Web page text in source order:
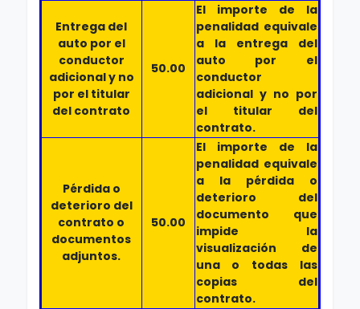
Entrega del
auto por el
conductor
adicional y no
por el titular
del contrato
50.00
El importe de la
penalidad equivale
a la entrega del
auto por el
conductor
adicional y no por
el titular del
contrato.
Pérdida o
deterioro del
contrato o
documentos
adjuntos.
50.00
El importe de la
penalidad equivale
a la pérdida o
deterioro del
documento que
impide la
visualización de
una o todas las
copias del
contrato.